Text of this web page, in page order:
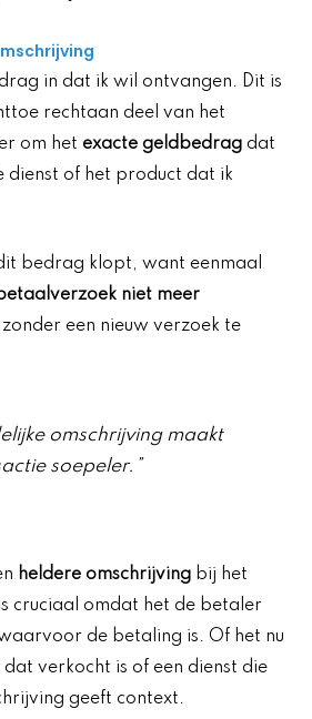
in dat ik wil ontvangen. Dit is
rechtaan deel van het
om het exacte geldbedrag dat
dienst of het product dat ik
bedrag klopt, want eenmaal
niet meer
een nieuw verzoek te
omschrijving maakt
soepeler.”
heldere omschrijving bij het
cruciaal omdat het de betaler
de betaling is. Of het nu
verkocht is of een dienst die
geeft context.